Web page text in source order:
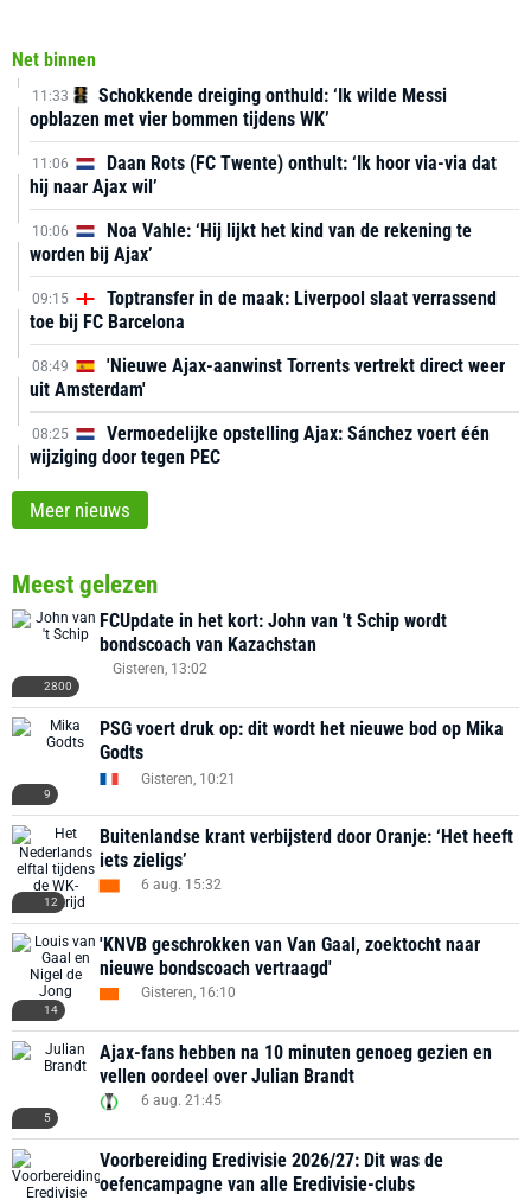
Net binnen
11:33
Schokkende dreiging onthuld: ‘Ik wilde Messi
opblazen met vier bommen tijdens WK’
11:06
Daan Rots (FC Twente) onthult: ‘Ik hoor via-via dat
hij naar Ajax wil’
10:06
Noa Vahle: ‘Hij lijkt het kind van de rekening te
worden bij Ajax’
09:15
Toptransfer in de maak: Liverpool slaat verrassend
toe bij FC Barcelona
08:49
'Nieuwe Ajax-aanwinst Torrents vertrekt direct weer
uit Amsterdam'
08:25
Vermoedelijke opstelling Ajax: Sánchez voert één
wijziging door tegen PEC
Meer nieuws
Meest gelezen
2800
FCUpdate in het kort: John van 't Schip wordt
bondscoach van Kazachstan
Gisteren, 13:02
9
PSG voert druk op: dit wordt het nieuwe bod op Mika
Godts
Gisteren, 10:21
12
Buitenlandse krant verbijsterd door Oranje: ‘Het heeft
iets zieligs’
6 aug. 15:32
14
'KNVB geschrokken van Van Gaal, zoektocht naar
nieuwe bondscoach vertraagd'
Gisteren, 16:10
5
Ajax-fans hebben na 10 minuten genoeg gezien en
vellen oordeel over Julian Brandt
6 aug. 21:45
Voorbereiding Eredivisie 2026/27: Dit was de
oefencampagne van alle Eredivisie-clubs